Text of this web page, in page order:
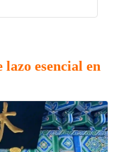
esencial en